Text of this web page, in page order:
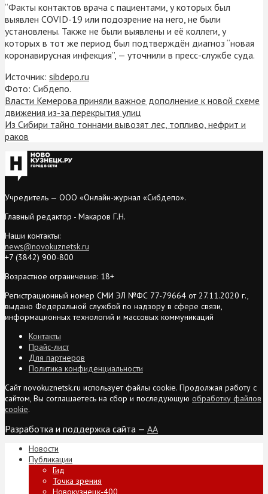
“Факты контактов врача с пациентами, у которых был
выявлен COVID-19 или подозрение на него, не были
установлены. Также не были выявлены и её коллеги, у
которых в тот же период был подтверждён диагноз “новая
коронавирусная инфекция”, — уточнили в пресс-службе суда.
Источник: sibdepo.ru
Фото: Сибдепо.
Власти Кемерова приняли важное дополнение к новой схеме
движения из-за перекрытия улиц
Из Сибири тайно тоннами вывозят лес, топливо, нефрит и
раков
Учредитель — ООО «Онлайн-журнал «Сибдепо».
Главный редактор - Макаров Г.Н.
Наши контакты:
news@novokuznetsk.ru
+7 (3842) 900-800
Возрастное ограничение: 18+
Регистрационный номер СМИ ЭЛ №ФС 77-79664 от 27.11.2020 г.,
выдано Федеральной службой по надзору в сфере связи,
информационных технологий и массовых коммуникаций
Контакты
Прайс-лист
Для партнеров
Политика конфиденциальности
Сайт novokuznetsk.ru использует файлы cookie. Продолжая работу с
сайтом, Вы соглашаетесь на сбор и последующую обработку файлов
cookie.
Разработка и поддержка сайта — AA
Новости
Публикации
Гид
Точка зрения
Новокузнецк-400